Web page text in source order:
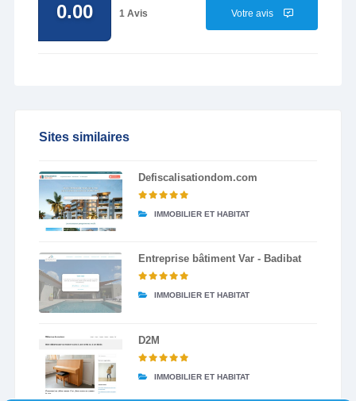
0.00 1 Avis Votre avis
Sites similaires
Defiscalisationdom.com
IMMOBILIER ET HABITAT
Entreprise bâtiment Var - Badibat
IMMOBILIER ET HABITAT
D2M
IMMOBILIER ET HABITAT